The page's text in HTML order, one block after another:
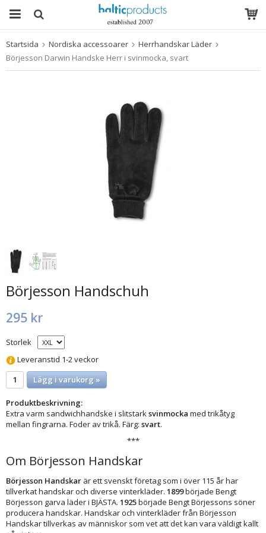
Produkten har blivit tillagd i varukorgen
Startsida Nordiska accessoarer
Herrhandskar Läder
Börjesson Darwin Handske Herr i svinmocka, svart
Börjesson Handschuh
295 kr
Storlek
Leveranstid 1-2 veckor
Lägg i varukorg »
Produktbeskrivning:
Extra varm sandwichhandske i slitstarksvinmocka med trikåtyg
mellan fingrarna. Foder av trikå. Färg: svart.
***
Om Börjesson Handskar
Börjesson Handskar är ett svenskt företag som i över 115 år har
tillverkat handskar och diverse vinterkläder. 1899började Bengt
Börjesson garva läder i BJÄSTA. 1925började Bengt Börjessons söner
producera handskar. Handskar och vinterkläder från Börjesson
Handskar tillverkas av människor som vet att det kan vara väldigt kallt